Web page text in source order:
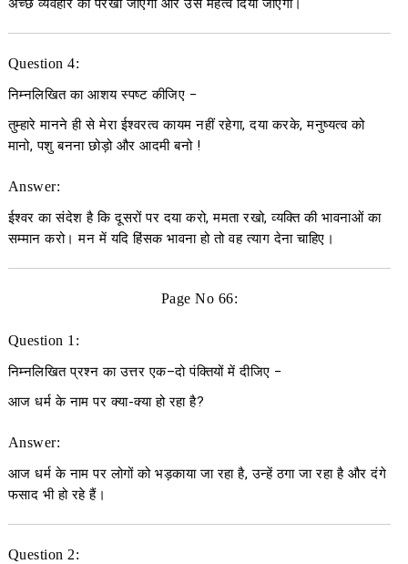
अच्छे व्यवहार को परखा जाएगा और उसे महत्व दिया जाएगा।
Question 4:
निम्नलिखित का आशय स्पष्ट कीजिए −
तुम्हारे मानने ही से मेरा ईश्वरत्व कायम नहीं रहेगा, दया करके, मनुष्यत्व को
मानो, पशु बनना छोड़ो और आदमी बनो !
Answer:
ईश्वर का संदेश है कि दूसरों पर दया करो, ममता रखो, व्यक्ति की भावनाओं का
सम्मान करो। मन में यदि हिंसक भावना हो तो वह त्याग देना चाहिए।
Page No 66:
Question 1:
निम्नलिखित प्रश्न का उत्तर एक–दो पंक्तियों में दीजिए −
आज धर्म के नाम पर क्या-क्या हो रहा है?
Answer:
आज धर्म के नाम पर लोगों को भड़काया जा रहा है, उन्हें ठगा जा रहा है और दंगे
फसाद भी हो रहे हैं।
Question 2: